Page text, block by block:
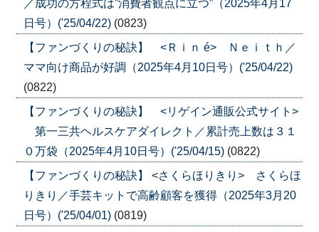
／成功の方程式は”消費者観点に立つ”（2025年4月17
日号）('25/04/22) (0823)
【ファンづくりの秘訣】 <Ｒｉｎ é> Ｎｅｉｔｈ／
ママ向け商品が好調（2025年4月10日号）('25/04/22)
(0822)
【ファンづくりの秘訣】 <リゲイン通販公式サイト>
第一三共ヘルスケアダイレクト／累計売上数は３１
０万袋（2025年4月10日号）('25/04/15) (0822)
【ファンづくりの秘訣】 <さくらほりきり> さくらほ
りきり／手芸キットで高齢顧客を獲得（2025年3月20
日号）('25/04/01) (0819)